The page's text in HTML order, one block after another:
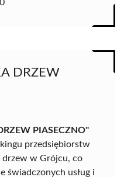
DRZEW
PIASECZNO"
przedsiębiorstw
drzew w Grójcu, co
świadczonych usług i